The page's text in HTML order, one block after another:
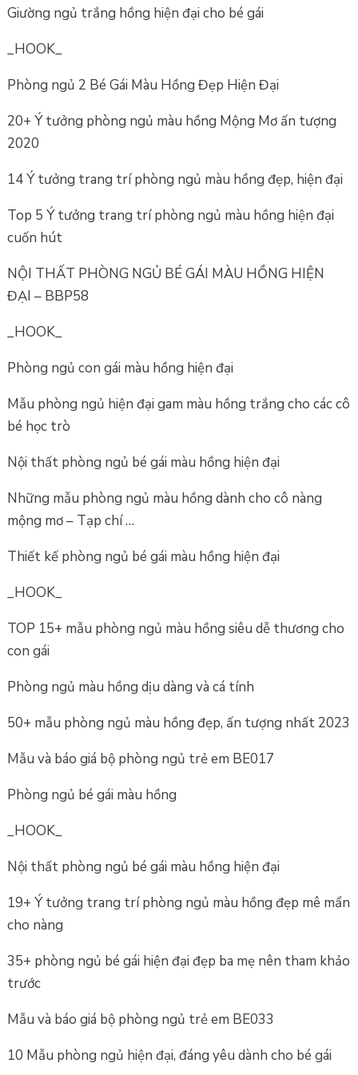
Giường ngủ trắng hồng hiện đại cho bé gái
_HOOK_
Phòng ngủ 2 Bé Gái Màu Hồng Đẹp Hiện Đại
20+ Ý tưởng phòng ngủ màu hồng Mộng Mơ ấn tượng
2020
14 Ý tưởng trang trí phòng ngủ màu hồng đẹp, hiện đại
Top 5 Ý tưởng trang trí phòng ngủ màu hồng hiện đại
cuốn hút
NỘI THẤT PHÒNG NGỦ BÉ GÁI MÀU HỒNG HIỆN
ĐẠI – BBP58
_HOOK_
Phòng ngủ con gái màu hồng hiện đại
Mẫu phòng ngủ hiện đại gam màu hồng trắng cho các cô
bé học trò
Nội thất phòng ngủ bé gái màu hồng hiện đại
Những mẫu phòng ngủ màu hồng dành cho cô nàng
mộng mơ – Tạp chí …
Thiết kế phòng ngủ bé gái màu hồng hiện đại
_HOOK_
TOP 15+ mẫu phòng ngủ màu hồng siêu dễ thương cho
con gái
Phòng ngủ màu hồng dịu dàng và cá tính
50+ mẫu phòng ngủ màu hồng đẹp, ấn tượng nhất 2023
Mẫu và báo giá bộ phòng ngủ trẻ em BE017
Phòng ngủ bé gái màu hồng
_HOOK_
Nội thất phòng ngủ bé gái màu hồng hiện đại
19+ Ý tưởng trang trí phòng ngủ màu hồng đẹp mê mẩn
cho nàng
35+ phòng ngủ bé gái hiện đại đẹp ba mẹ nên tham khảo
trước
Mẫu và báo giá bộ phòng ngủ trẻ em BE033
10 Mẫu phòng ngủ hiện đại, đáng yêu dành cho bé gái